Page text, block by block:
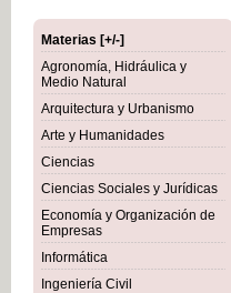
Materias [+/-]
Agronomía, Hidráulica y
Medio Natural
Arquitectura y Urbanismo
Arte y Humanidades
Ciencias
Ciencias Sociales y Jurídicas
Economía y Organización de
Empresas
Informática
Ingeniería Civil